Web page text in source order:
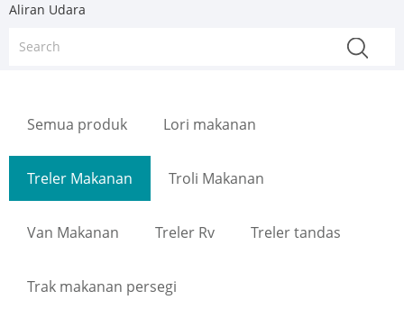
Aliran Udara
Semua produk Lori makanan
Treler Makanan Troli Makanan
Van Makanan Treler Rv Treler tandas
Trak makanan persegi